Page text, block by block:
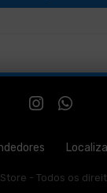
- Todos os